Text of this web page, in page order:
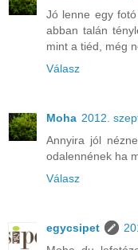
Jó lenne egy
abban talán
mint a tiéd, még
Válasz
Moha 2012.
Annyira jól
odalennének ha
Válasz
egycsipet